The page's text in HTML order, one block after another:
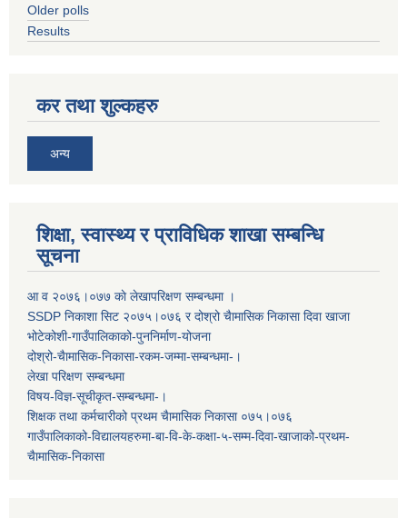
Older polls
Results
कर तथा शुल्कहरु
अन्य
शिक्षा, स्वास्थ्य र प्राविधिक शाखा सम्बन्धि
सूचना
आ व २०७६।०७७ काे लेखापरिक्षण सम्बन्धमा ।
SSDP निकाशा सिट २०७५।०७६ र दोश्रो चैामासिक निकासा दिवा खाजा
भोटेकोशी-गाउँपालिकाको-पुननिर्माण-योजना
दोश्रो-चैामासिक-निकासा-रकम-जम्मा-सम्बन्धमा-।
लेखा परिक्षण सम्बन्धमा
विषय-विज्ञ-सूचीकृत-सम्बन्धमा-।
शिक्षक तथा कर्मचारीको प्रथम च‌ैामासिक निकासा ०७५।०७६
गाउँपालिकाको-विद्यालयहरुमा-बा-वि-के-कक्षा-५-सम्म-दिवा-खाजाको-प्रथम-
चैामासिक-निकासा